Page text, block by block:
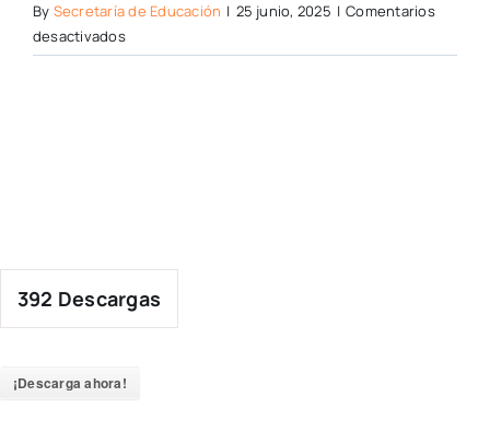
By Secretaría de Educación | 25 junio, 2025 | Comentarios
desactivadosen
392 Descargas
¡Descarga ahora!